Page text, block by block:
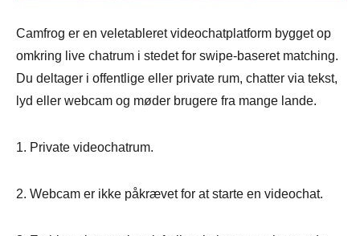
Camfrog er en veletableret videochatplatform bygget op
omkring live chatrum i stedet for swipe-baseret matching.
Du deltager i offentlige eller private rum, chatter via tekst,
lyd eller webcam og møder brugere fra mange lande.
1. Private videochatrum.
2. Webcam er ikke påkrævet for at starte en videochat.